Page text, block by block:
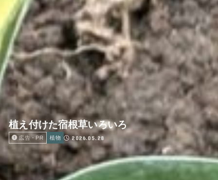
植え付けた宿根草いろいろ
広告・PR 植物 2026.05.28